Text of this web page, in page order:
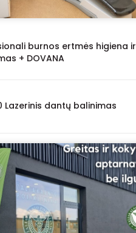
burnos ertmės higiena ir
+ DOVANA
Lazerinis dantų balinimas